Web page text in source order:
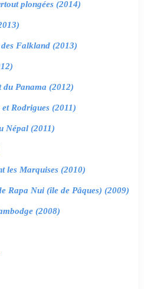
plongées (2014)
Falkland (2013)
du Panama (2012)
Rodrigues (2011)
Népal (2011)
les Marquises (2010)
Rapa Nui (île de Pâques) (2009)
(2008)